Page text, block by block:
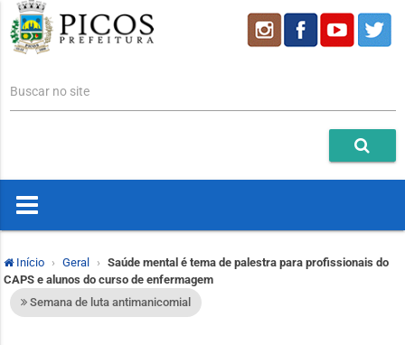
Buscar no site
Início Geral
Saúde mental é tema de palestra para profissionais do
CAPS e alunos do curso de enfermagem
Semana de luta antimanicomial